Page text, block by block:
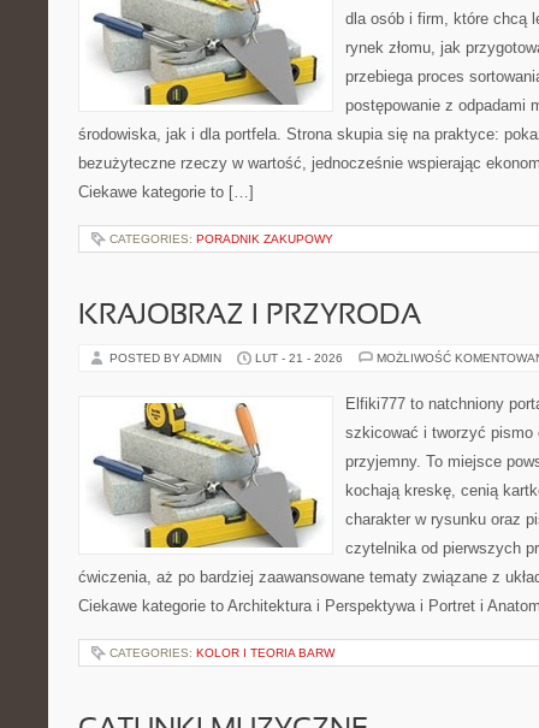
dla osób i firm, które chcą
rynek złomu, jak
przebiega proces
postępowanie z odpadami
środowiska, jak i dla portfela. Strona skupia się na praktyce:
bezużyteczne rzeczy w wartość, jednocześnie wspierając
Ciekawe kategorie to […]
CATEGORIES: PORADNIK ZAKUPOWY
KRAJOBRAZ I PRZYRODA
POSTED BY ADMIN LUT - 21 - 2026 MOŻLIWOŚĆ
Elfiki777 to natchniony
szkicować i tworzyć pismo
przyjemny. To miejsce
kochają kreskę, cenią
charakter w rysunku oraz
czytelnika od pierwszych
ćwiczenia, aż po bardziej zaawansowane tematy związane z
Ciekawe kategorie to Architektura i Perspektywa i Portret i
CATEGORIES: KOLOR I TEORIA BARW